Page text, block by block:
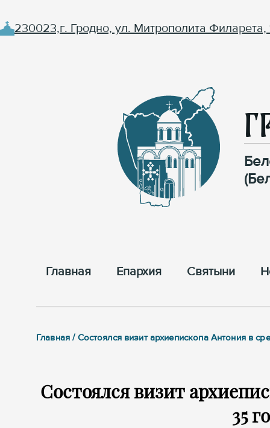
230023,г. Гродно, ул. Митрополита Филарета,
Главная Епархия Cвятыни
Главная / Состоялся визит архиепископа Антония в
Состоялся визит
35